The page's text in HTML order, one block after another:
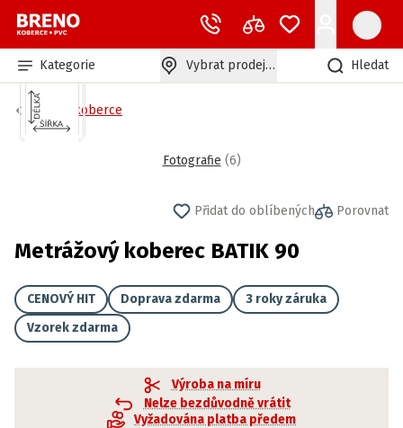
Kategorie Vybrat prodejnu Hledat
Bytové koberce
Fotografie (6)
Přidat do oblíbených Porovnat
Metrážový koberec BATIK 90
CENOVÝ HIT Doprava zdarma
3 roky záruka
Vzorek zdarma
Výroba na míru
Nelze bezdůvodně vrátit
Vyžadována platba předem